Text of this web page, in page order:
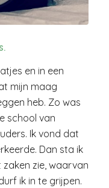
en in een
mijn maag
heb. Zo was
school van
Ik vond dat
Dan sta ik
zie, waarvan
ik in te grijpen.